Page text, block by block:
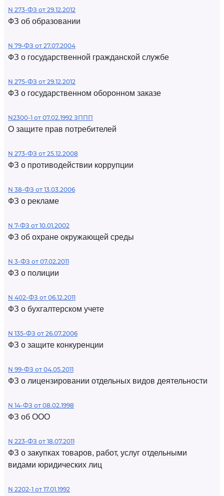
N 273-ФЗ от 29.12.2012
ФЗ об образовании
N 79-ФЗ от 27.07.2004
ФЗ о государственной гражданской службе
N 275-ФЗ от 29.12.2012
ФЗ о государственном оборонном заказе
N2300-1 от 07.02.1992 ЗППП
О защите прав потребителей
N 273-ФЗ от 25.12.2008
ФЗ о противодействии коррупции
N 38-ФЗ от 13.03.2006
ФЗ о рекламе
N 7-ФЗ от 10.01.2002
ФЗ об охране окружающей среды
N 3-ФЗ от 07.02.2011
ФЗ о полиции
N 402-ФЗ от 06.12.2011
ФЗ о бухгалтерском учете
N 135-ФЗ от 26.07.2006
ФЗ о защите конкуренции
N 99-ФЗ от 04.05.2011
ФЗ о лицензировании отдельных видов деятельности
N 14-ФЗ от 08.02.1998
ФЗ об ООО
N 223-ФЗ от 18.07.2011
ФЗ о закупках товаров, работ, услуг отдельными
видами юридических лиц
N 2202-1 от 17.01.1992